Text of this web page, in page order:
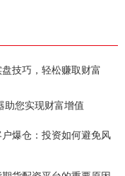
技巧，轻松赚取财富
助您实现财富增值
爆仓：投资如何避免风